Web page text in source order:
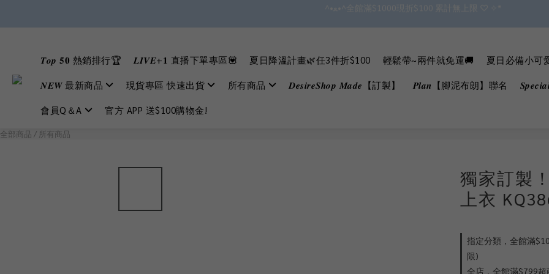
✿॰ॱ*｡ﾟ 全館滿$799即免運ॱ*｡ﾟ✿
𝑻𝒐𝒑 𝟓𝟎 熱銷排行🏆 𝑳𝑰𝑽𝑬+𝟏 直播下單專區💟 夏日降溫計畫🌿任3件折$100 輕鬆帶~兩件就免運🚚 夏日必備小可
𝑵𝑬𝑾 最新商品 現貨專區 快速出貨 所有商品 𝑫𝒆𝒔𝒊𝒓𝒆𝑺𝒉𝒐𝒑 𝑴𝒂𝒅𝒆【訂製】 𝑷𝒍𝒂𝒏【腳泥布朗】聯名
會員Q＆A 官方 APP 送$100購物金!
全部商品 / 所有商品
獨家訂製
上衣
指定分類，全館滿
限)
全店，全館滿$799超